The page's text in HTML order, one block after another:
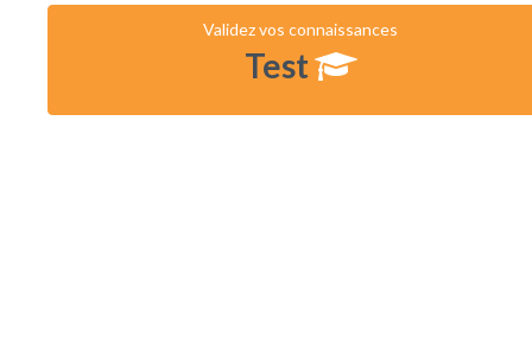
Validez vos connaissances
Test